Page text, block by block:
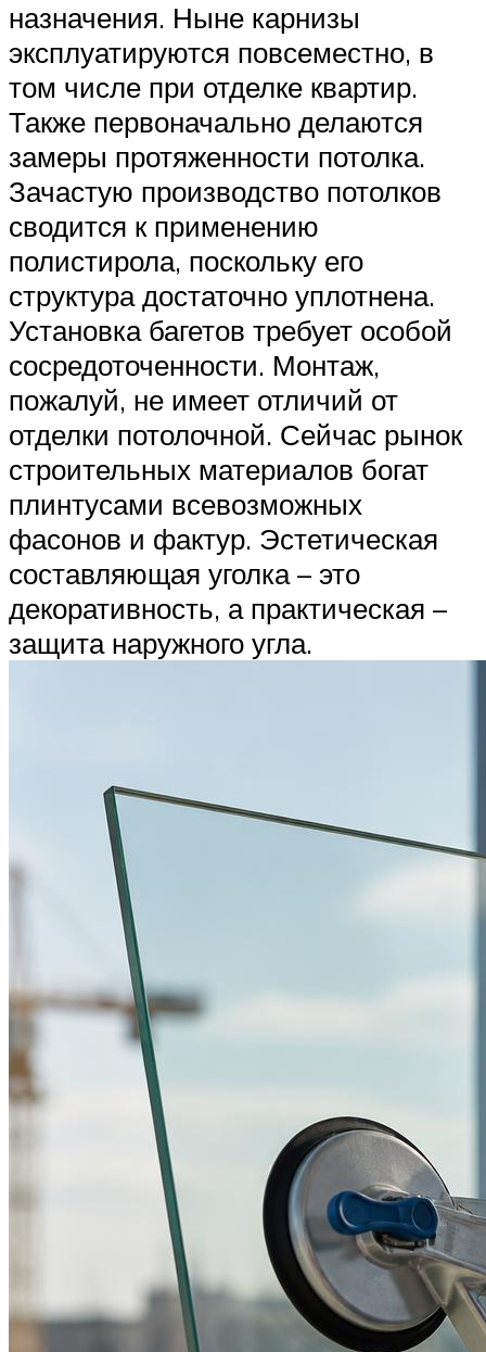
назначения. Ныне карнизы
эксплуатируются повсеместно, в
том числе при отделке квартир.
Также первоначально делаются
замеры протяженности потолка.
Зачастую производство потолков
сводится к применению
полистирола, поскольку его
структура достаточно уплотнена.
Установка багетов требует особой
сосредоточенности. Монтаж,
пожалуй, не имеет отличий от
отделки потолочной. Сейчас рынок
строительных материалов богат
плинтусами всевозможных
фасонов и фактур. Эстетическая
составляющая уголка – это
декоративность, а практическая –
защита наружного угла.